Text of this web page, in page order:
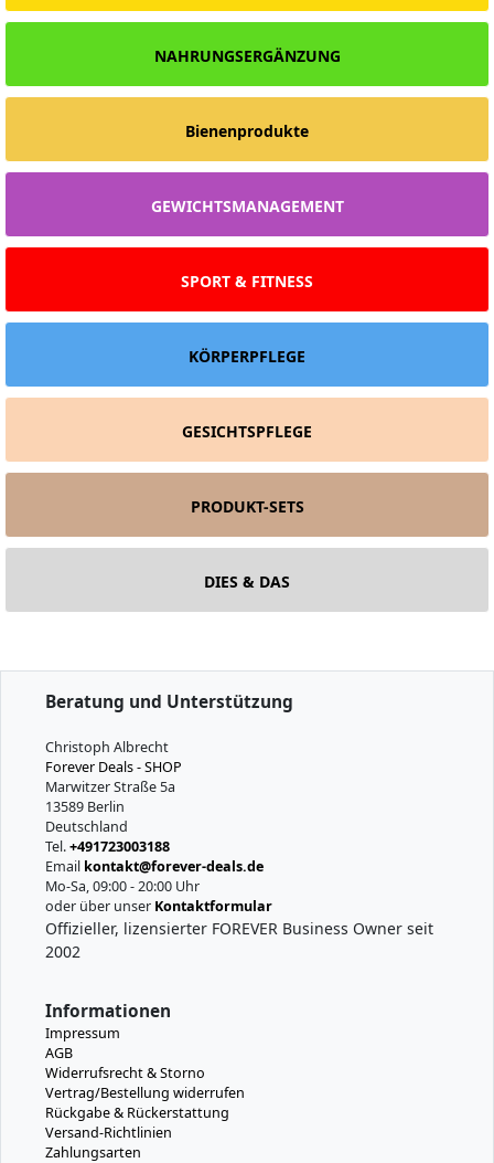
NAHRUNGSERGÄNZUNG
Bienenprodukte
GEWICHTSMANAGEMENT
SPORT & FITNESS
KÖRPERPFLEGE
GESICHTSPFLEGE
PRODUKT-SETS
DIES & DAS
Beratung und Unterstützung
Christoph Albrecht
Forever Deals - SHOP
Marwitzer Straße 5a
13589 Berlin
Deutschland
Tel.+491723003188
Email kontakt@forever-deals.de
Mo-Sa, 09:00 - 20:00 Uhr
oder über unser Kontaktformular
Offizieller, lizensierter FOREVER Business Owner seit
2002
Informationen
Impressum
AGB
Widerrufsrecht & Storno
Vertrag/Bestellung widerrufen
Rückgabe & Rückerstattung
Versand-Richtlinien
Zahlungsarten